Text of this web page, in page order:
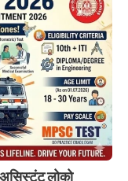
लोको